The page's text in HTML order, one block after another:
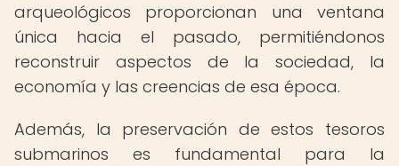
arqueológicos proporcionan una ventana
única hacia el pasado, permitiéndonos
reconstruir aspectos de la sociedad, la
economía y las creencias de esa época.
Además, la preservación de estos tesoros
submarinos es fundamental para la